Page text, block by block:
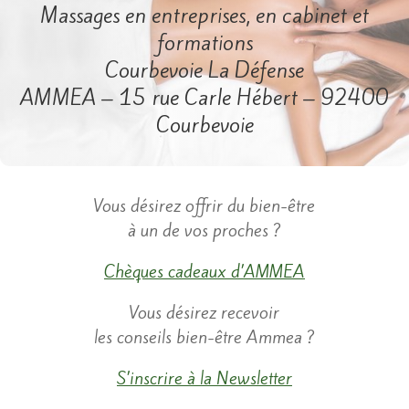
Massages en entreprises, en cabinet et
formations
Courbevoie La Défense
AMMEA – 15 rue Carle Hébert – 92400
Courbevoie
​Vous désirez offrir du bien-être
à un de vos proches ?
Chèques cadeaux d’AMMEA
​Vous désirez recevoir
les conseils bien-être Ammea ?
S’inscrire à la Newsletter